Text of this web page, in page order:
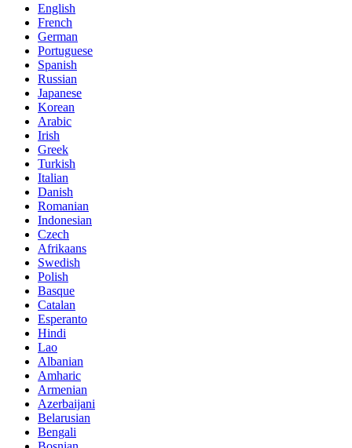
English
French
German
Portuguese
Spanish
Russian
Japanese
Korean
Arabic
Irish
Greek
Turkish
Italian
Danish
Romanian
Indonesian
Czech
Afrikaans
Swedish
Polish
Basque
Catalan
Esperanto
Hindi
Lao
Albanian
Amharic
Armenian
Azerbaijani
Belarusian
Bengali